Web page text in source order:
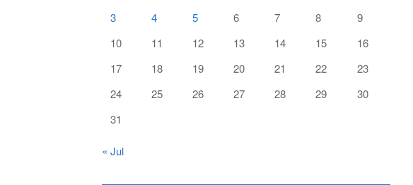
3
4 5 6 7 8
9
10
11 12 13 14 15
16
17
18 19 20 21 22
23
24
25 26 27 28 29
30
31
« Jul